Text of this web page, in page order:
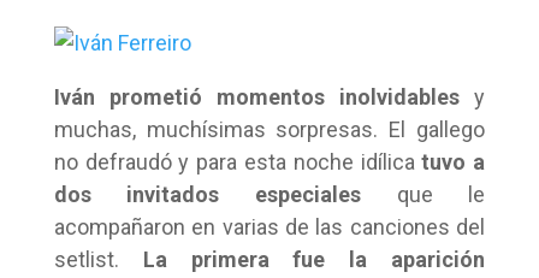
Iván prometió momentos inolvidables y
muchas, muchísimas sorpresas. El gallego
no defraudó y para esta noche idílica tuvo a
dos invitados especiales que le
acompañaron en varias de las canciones del
setlist. La primera fue la aparición